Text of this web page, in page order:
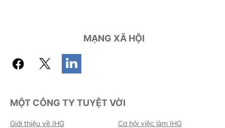
MẠNG XÃ HỘI
MỘT CÔNG TY TUYỆT VỜI
Giới thiệu về IHG
Cơ hội việc làm IHG